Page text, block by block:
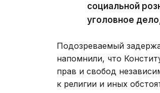
социальной
уголовное
Подозреваемый
напомнили, что
прав и свобод
к религии и иных